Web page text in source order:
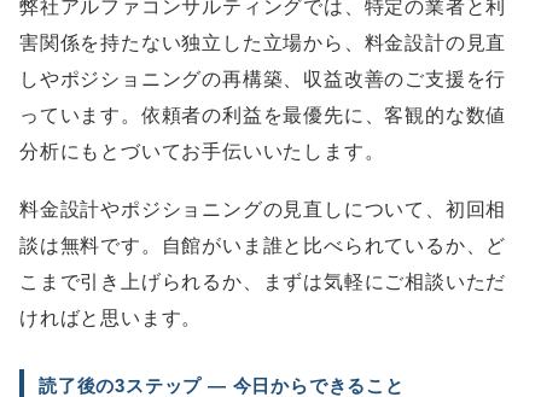
弊社アルファコンサルティングでは、特定の業者と利
害関係を持たない独立した立場から、料金設計の見直
しやポジショニングの再構築、収益改善のご支援を行
っています。依頼者の利益を最優先に、客観的な数値
分析にもとづいてお手伝いいたします。
料金設計やポジショニングの見直しについて、初回相
談は無料です。自館がいま誰と比べられているか、ど
こまで引き上げられるか、まずは気軽にご相談いただ
ければと思います。
読了後の3ステップ ― 今日からできること